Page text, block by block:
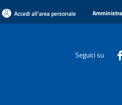
Accedi all'area personale
Seguici su